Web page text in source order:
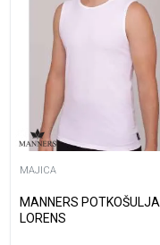
MAJICA
MANNERS POTKOŠULJA
LORENS